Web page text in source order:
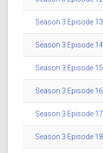
Season 3 Episode
Season 3 Episode
Season 3 Episode
Season 3 Episode
Season 3 Episode
Season 3 Episode